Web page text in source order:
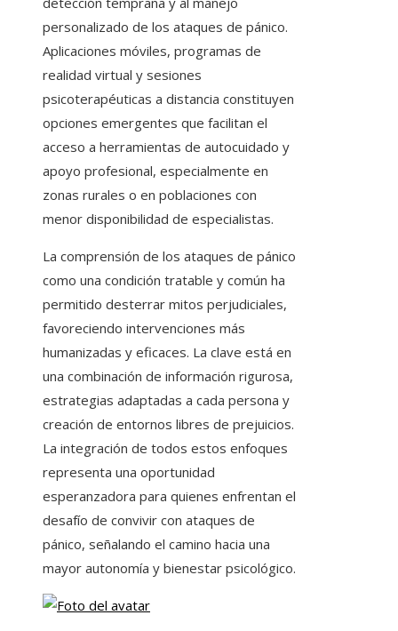
personalizado de los ataques de pánico.
Aplicaciones móviles, programas de
realidad virtual y sesiones
psicoterapéuticas a distancia constituyen
opciones emergentes que facilitan el
acceso a herramientas de autocuidado y
apoyo profesional, especialmente en
zonas rurales o en poblaciones con
menor disponibilidad de especialistas.
La comprensión de los ataques de pánico
como una condición tratable y común ha
permitido desterrar mitos perjudiciales,
favoreciendo intervenciones más
humanizadas y eficaces. La clave está en
una combinación de información rigurosa,
estrategias adaptadas a cada persona y
creación de entornos libres de prejuicios.
La integración de todos estos enfoques
representa una oportunidad
esperanzadora para quienes enfrentan el
desafío de convivir con ataques de
pánico, señalando el camino hacia una
mayor autonomía y bienestar psicológico.